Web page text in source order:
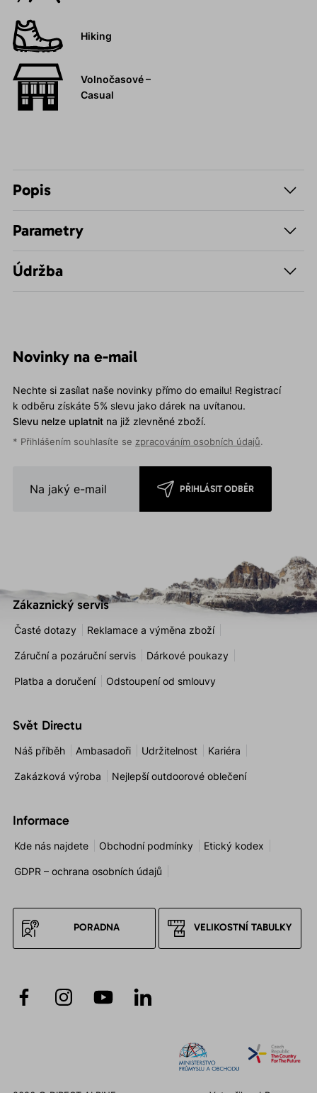
Hiking
Volnočasové –
Casual
Popis
Parametry
Údržba
Novinky na e-mail
Nechte si zasílat naše novinky přímo do emailu! Registrací
k odběru získáte 5% slevu jako dárek na uvítanou.
Slevu nelze uplatnitna již zlevněné zboží.
* Přihlášením souhlasíte se zpracováním osobních údajů.
PŘIHLÁSIT ODBĚR
Zákaznický servis
Časté dotazy Reklamace a výměna zboží
Záruční a pozáruční servis Dárkové poukazy
Platba a doručení Odstoupení od smlouvy
Svět Directu
Náš příběh Ambasadoři Udržitelnost Kariéra
Zakázková výroba Nejlepší outdoorové oblečení
Informace
Kde nás najdete Obchodní podmínky Etický kodex
GDPR – ochrana osobních údajů
PORADNA VELIKOSTNÍ TABULKY